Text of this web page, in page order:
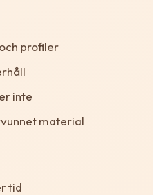
profiler
inte
material
tid